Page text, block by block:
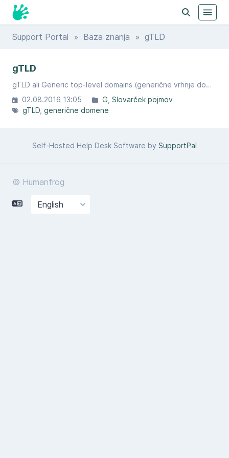
Support Portal » Baza znanja » gTLD
gTLD
gTLD ali Generic top-level domains​ (generične vrhnje domene) so ena od kategorij vrhnjih domen, ki jih vzdržuje IANA.
02.08.2016 13:05
G Slovarček pojmov
gTLD generične domene
Self-Hosted Help Desk Software by SupportPal
© Humanfrog